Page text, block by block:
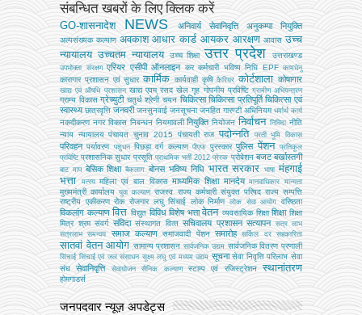
संबन्धित खबरों के लिए क्लिक करें
GO-शासनादेश NEWS अनिवार्य सेवानिवृत्ति अनुकम्पा नियुक्ति
अल्‍पसंख्‍यक कल्‍याण अवकाश आधार कार्ड आयकर आरक्षण आवास उच्च
न्यायालय उच्चतम न्यायालय उच्‍च शिक्षा उत्तर प्रदेश उत्तराखण्ड
उपभोक्‍ता संरक्षण एरियर एसीपी ऑनलाइन कर कर्मचारी भविष्य निधि EPF कामधेनु
कारागार प्रशासन एवं सुधार कार्मिक कार्यवाही कृषि कैरियर कोर्टशाला कोषागार
खाद्य एवं औषधि प्रशासन खाद्य एवम् रसद खेल गृह गोपनीय प्रविष्टि ग्रामीण अभियन्‍त्रण
ग्राम्य विकास ग्रेच्युटी चतुर्थ श्रेणी चयन चिकित्सा चिकित्सा प्रतिपूर्ति चिकित्‍सा एवं
स्वास्थ्य छात्रवृत्ति जनवरी जनसुनवाई जनसूचना जनहित गारण्टी अधिनियम धर्मार्थ कार्य
नकदीकरण नगर विकास निबन्‍धन नियमावली नियुक्ति नियोजन निर्वाचन निविदा नीति
न्याय न्यायालय पंचायत चुनाव 2015 पंचायती राज पदोन्नति परती भूमि विकास
परिवहन पर्यावरण पशुधन पिछड़ा वर्ग कल्‍याण पीएफ पुरस्कार पुलिस पेंशन
प्रतिकूल
प्रविष्टि प्रशासनिक सुधार प्रसूति प्राथमिक भर्ती 2012 प्रेरक प्रोबेशन बजट बर्खास्तगी
बाट माप बेसिक शिक्षा बैकलाग बोनस भविष्य निधि भारत सरकार भाषा मंहगाई
भत्ता
मत्‍स्‍य महिला एवं बाल विकास माध्यमिक शिक्षा मानदेय मानवाधिकार मान्यता
मुख्‍यमंत्री कार्यालय युवा कल्याण राजस्व राज्य कर्मचारी संयुक्त परिषद राज्य सम्पत्ति
राष्ट्रीय एकीकरण रोक रोजगार लघु सिंचाई लोक निर्माण लोक सेवा आयोग वरिष्ठता
विकलांग कल्याण वित्त विद्युत विविध विशेष भत्ता वेतन व्‍यवसायिक शिक्षा शिक्षा शिक्षा
मित्र श्रम संवर्ग संविदा संस्‍थागत वित्‍त सचिवालय प्रशासन सत्यापन सत्र लाभ
सत्रलाभ
समन्वय समाज कल्याण समाजवादी पेंशन समारोह सर्किल दर सहकारिता
सातवां वेतन आयोग सामान्य प्रशासन सार्वजनिक उद्यम सार्वजनिक वितरण प्रणाली
सिंचाई सिंचाई एवं जल संसाधन सूक्ष्म लघु एवं मध्यम उद्यम सूचना सेवा निवृत्ति परिलाभ सेवा
संघ
सेवानिवृत्ति सेवायोजन सैनिक कल्‍याण स्टाम्प एवं रजिस्ट्रेशन स्थानांतरण
होमगाडर्स
जनपदवार न्यूज़ अपडेट्स